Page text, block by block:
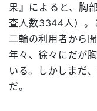
果』によると、胸
査人数3344人）。
二輪の利用者から
年々、徐々にだが
いる。しかしまだ
だ。